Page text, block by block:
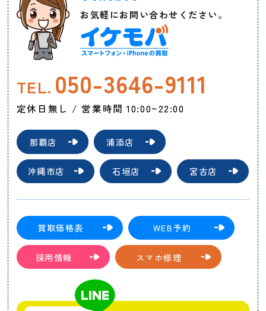
お気軽にお問い合わせください。
TEL. 050-3646-9111
定休日無し / 営業時間 10:00~22:00
那覇店 浦添店
沖縄市店 石垣店 宮古店
買取価格表 WEB予約
採用情報 スマホ修理